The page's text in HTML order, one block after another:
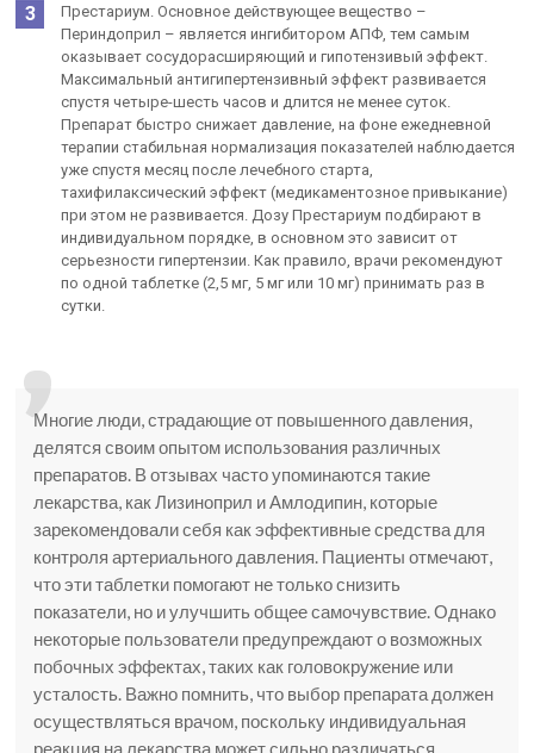
Престариум. Основное действующее вещество –
Периндоприл – является ингибитором АПФ, тем самым
оказывает сосудорасширяющий и гипотензивый эффект.
Максимальный антигипертензивный эффект развивается
спустя четыре-шесть часов и длится не менее суток.
Препарат быстро снижает давление, на фоне ежедневной
терапии стабильная нормализация показателей наблюдается
уже спустя месяц после лечебного старта,
тахифилаксический эффект (медикаментозное привыкание)
при этом не развивается. Дозу Престариум подбирают в
индивидуальном порядке, в основном это зависит от
серьезности гипертензии. Как правило, врачи рекомендуют
по одной таблетке (2,5 мг, 5 мг или 10 мг) принимать раз в
сутки.
Многие люди, страдающие от повышенного давления,
делятся своим опытом использования различных
препаратов. В отзывах часто упоминаются такие
лекарства, как Лизиноприл и Амлодипин, которые
зарекомендовали себя как эффективные средства для
контроля артериального давления. Пациенты отмечают,
что эти таблетки помогают не только снизить
показатели, но и улучшить общее самочувствие. Однако
некоторые пользователи предупреждают о возможных
побочных эффектах, таких как головокружение или
усталость. Важно помнить, что выбор препарата должен
осуществляться врачом, поскольку индивидуальная
реакция на лекарства может сильно различаться.